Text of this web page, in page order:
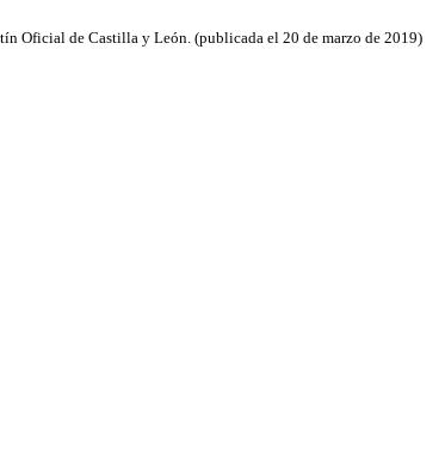
Oficial de Castilla y León. (publicada el 20 de marzo de 2019)